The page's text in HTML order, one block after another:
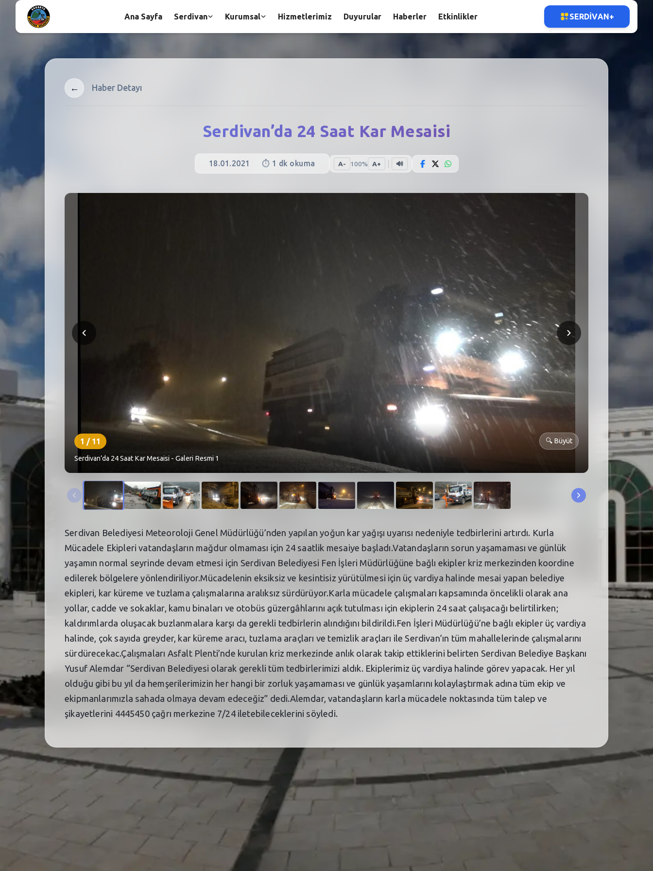
← Haber Detayı
Serdivan’da 24 Saat Kar Mesaisi
18.01.2021 ⏱️ 1 dk okuma A- 100% A+ 🔊
1 / 11 🔍 Büyüt
Serdivan’da 24 Saat Kar Mesaisi - Galeri Resmi 1
Serdivan Belediyesi Meteoroloji Genel Müdürlüğü’nden yapılan yoğun kar yağışı uyarısı nedeniyle tedbirlerini artırdı. Kurla
Mücadele Ekipleri vatandaşların mağdur olmaması için 24 saatlik mesaiye başladı.Vatandaşların sorun yaşamaması ve günlük
yaşamın normal seyrinde devam etmesi için Serdivan Belediyesi Fen İşleri Müdürlüğüne bağlı ekipler kriz merkezinden koordine
edilerek bölgelere yönlendiriliyor.Mücadelenin eksiksiz ve kesintisiz yürütülmesi için üç vardiya halinde mesai yapan belediye
ekipleri, kar küreme ve tuzlama çalışmalarına aralıksız sürdürüyor.Karla mücadele çalışmaları kapsamında öncelikli olarak ana
yollar, cadde ve sokaklar, kamu binaları ve otobüs güzergâhlarını açık tutulması için ekiplerin 24 saat çalışacağı belirtilirken;
kaldırımlarda oluşacak buzlanmalara karşı da gerekli tedbirlerin alındığını bildirildi.Fen İşleri Müdürlüğü’ne bağlı ekipler üç vardiya
halinde, çok sayıda greyder, kar küreme aracı, tuzlama araçları ve temizlik araçları ile Serdivan’ın tüm mahallelerinde çalışmalarını
sürdürecekac.Çalışmaları Asfalt Plenti’nde kurulan kriz merkezinde anlık olarak takip ettiklerini belirten Serdivan Belediye Başkanı
Yusuf Alemdar “Serdivan Belediyesi olarak gerekli tüm tedbirlerimizi aldık. Ekiplerimiz üç vardiya halinde görev yapacak. Her yıl
olduğu gibi bu yıl da hemşerilerimizin her hangi bir zorluk yaşamaması ve günlük yaşamlarını kolaylaştırmak adına tüm ekip ve
ekipmanlarımızla sahada olmaya devam edeceğiz” dedi.Alemdar, vatandaşların karla mücadele noktasında tüm talep ve
şikayetlerini 4445450 çağrı merkezine 7/24 iletebileceklerini söyledi.
Ana Sayfa Serdivan Kurumsal Hizmetlerimiz Duyurular Haberler Etkinlikler SERDIVAN+